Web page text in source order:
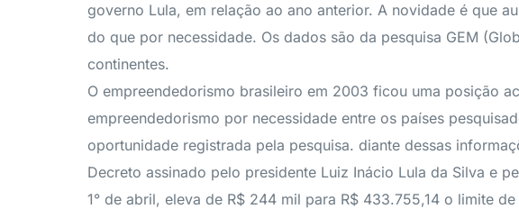
governo Lula, em relação ao ano anterior. A novidade é que
do que por necessidade. Os dados são da pesquisa GEM
continentes.
O empreendedorismo brasileiro em 2003 ficou uma posição
empreendedorismo por necessidade entre os países
oportunidade registrada pela pesquisa. diante dessas
Decreto assinado pelo presidente Luiz Inácio Lula da Silva e
1° de abril, eleva de R$ 244 mil para R$ 433.755,14 o limite